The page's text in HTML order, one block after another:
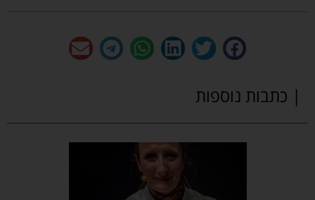
| כתבות נוספות